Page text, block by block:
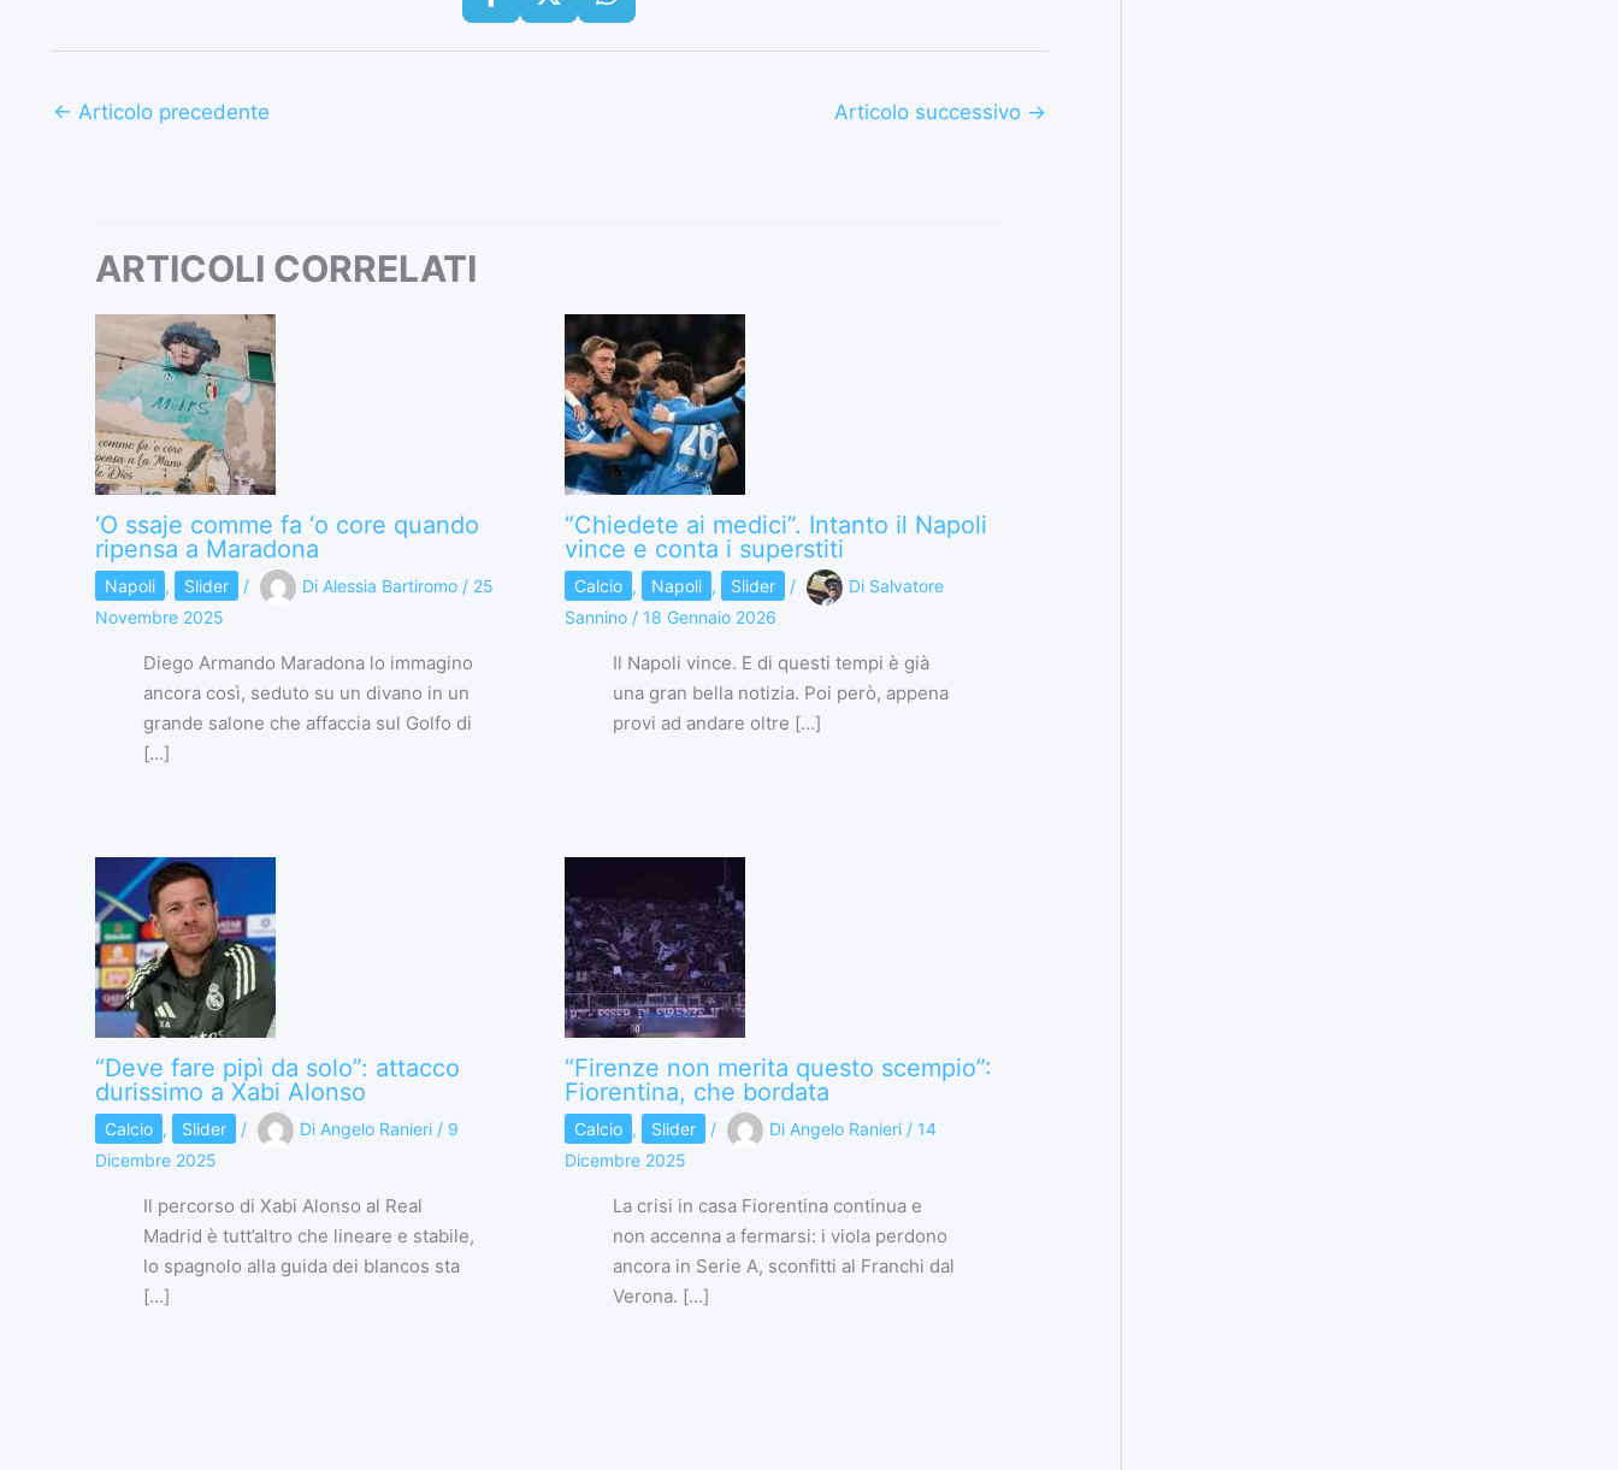
← Articolo precedente Articolo successivo →
ARTICOLI CORRELATI
‘O ssaje comme fa ‘o core quando
ripensa a Maradona
Napoli , Slider / Di Alessia Bartiromo / 25
Novembre 2025
Diego Armando Maradona lo immagino
ancora così, seduto su un divano in un
grande salone che affaccia sul Golfo di
[…]
“Chiedete ai medici”. Intanto il Napoli
vince e conta i superstiti
Calcio , Napoli , Slider / Di Salvatore
Sannino / 18 Gennaio 2026
Il Napoli vince. E di questi tempi è già
una gran bella notizia. Poi però, appena
provi ad andare oltre […]
“Deve fare pipì da solo”: attacco
durissimo a Xabi Alonso
Calcio , Slider / Di Angelo Ranieri / 9
Dicembre 2025
Il percorso di Xabi Alonso al Real
Madrid è tutt’altro che lineare e stabile,
lo spagnolo alla guida dei blancos sta
[…]
“Firenze non merita questo scempio”:
Fiorentina, che bordata
Calcio , Slider / Di Angelo Ranieri / 14
Dicembre 2025
La crisi in casa Fiorentina continua e
non accenna a fermarsi: i viola perdono
ancora in Serie A, sconfitti al Franchi dal
Verona. […]